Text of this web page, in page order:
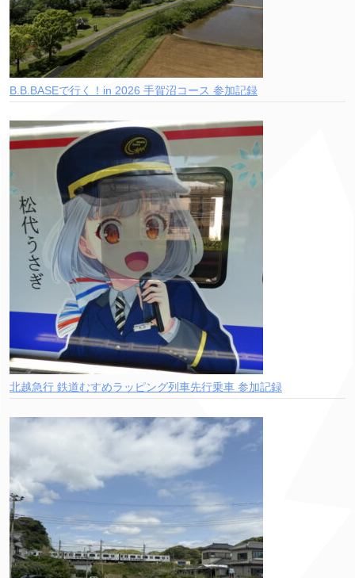
B.B.BASEで行く！in 2026 手賀沼コース 参加記録
北越急行 鉄道むすめラッピング列車先行乗車 参加記録